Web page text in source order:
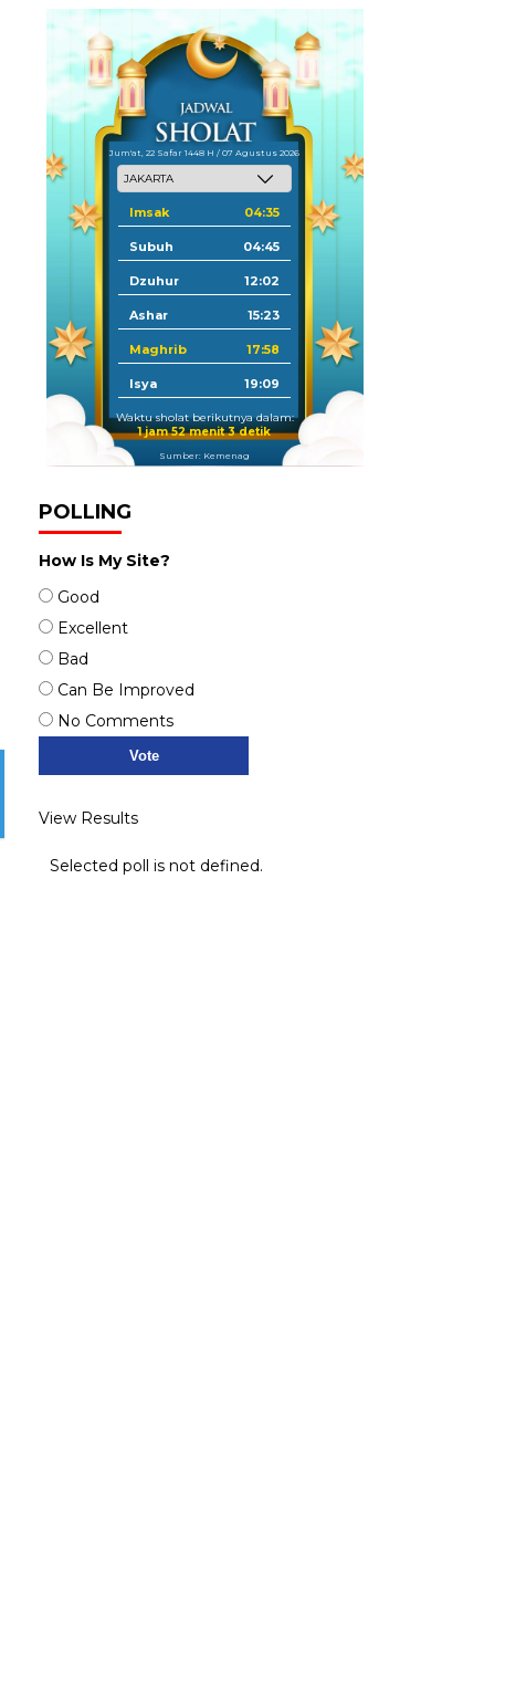
Jum'at, 22 Safar 1448 H / 07 Agustus 2026
Imsak 04:35
Subuh 04:45
Dzuhur 12:02
Ashar 15:23
Maghrib 17:58
Isya 19:09
Waktu sholat berikutnya dalam:
1 jam 52 menit 2 detik
Sumber: Kemenag
POLLING
How Is My Site?
Good
Excellent
Bad
Can Be Improved
No Comments
View Results
Selected poll is not defined.